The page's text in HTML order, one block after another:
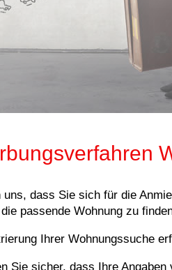
uns, dass Sie sich für die
passende Wohnung zu
Ihrer Wohnungssuche
Sie sicher, dass Ihre